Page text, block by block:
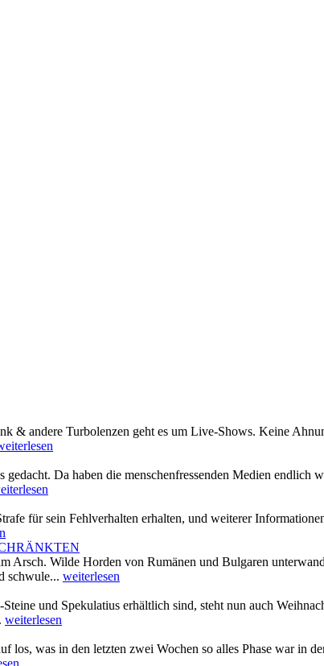
& andere Turbolenzen geht es um Live-Shows. Keine
Da haben die menschenfressenden Medien endlich
für sein Fehlverhalten erhalten, und weiterer
Arsch. Wilde Horden von Rumänen und Bulgaren
schwule... weiterlesen
und Spekulatius erhältlich sind, steht nun auch
weiterlesen
los, was in den letzten zwei Wochen so alles Phase war in